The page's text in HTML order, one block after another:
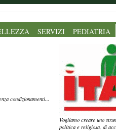
SERVIZI PEDIATRIA
condizionamenti...
Vogliamo creare uno
politica e religiosa, di